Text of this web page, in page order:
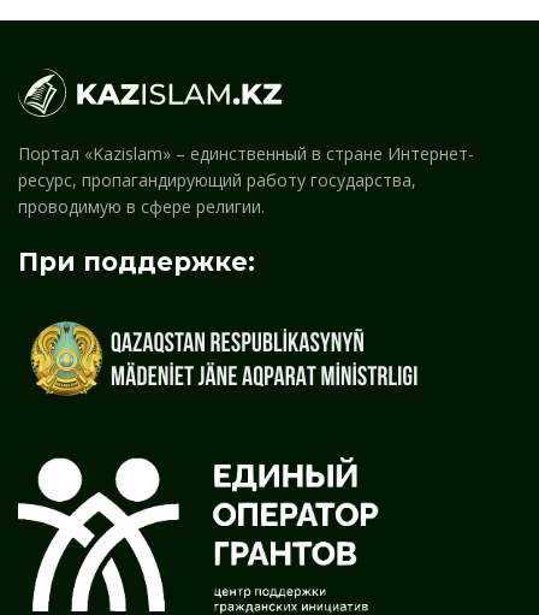
Портал «Kazislam» – единственный в стране Интернет-
ресурс, пропагандирующий работу государства,
проводимую в сфере религии.
При поддержке: